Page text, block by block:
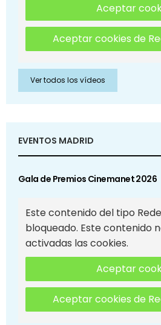
Aceptar
Aceptar cookies de
Ver todos los vídeos
EVENTOS MADRID
Gala de Premios Cinemanet 2026
Este contenido del tipo
bloqueado. Este contenido
activadas las cookies.
Aceptar
Aceptar cookies de